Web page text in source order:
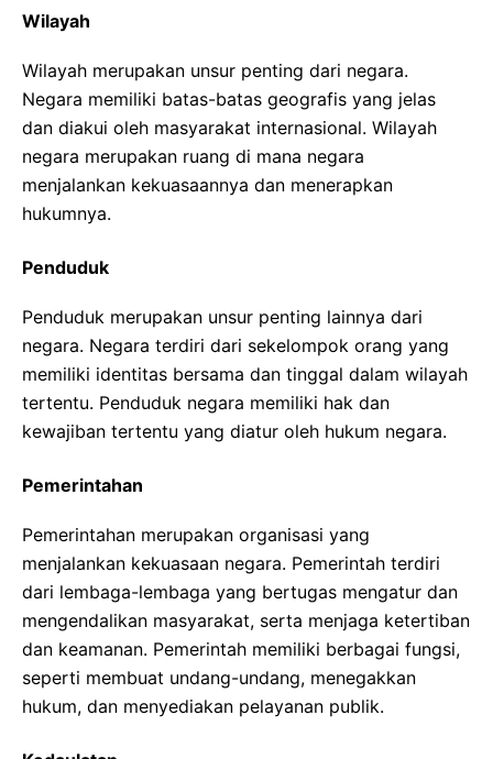
Wilayah
Wilayah merupakan unsur penting dari negara.
Negara memiliki batas-batas geografis yang jelas
dan diakui oleh masyarakat internasional. Wilayah
negara merupakan ruang di mana negara
menjalankan kekuasaannya dan menerapkan
hukumnya.
Penduduk
Penduduk merupakan unsur penting lainnya dari
negara. Negara terdiri dari sekelompok orang yang
memiliki identitas bersama dan tinggal dalam wilayah
tertentu. Penduduk negara memiliki hak dan
kewajiban tertentu yang diatur oleh hukum negara.
Pemerintahan
Pemerintahan merupakan organisasi yang
menjalankan kekuasaan negara. Pemerintah terdiri
dari lembaga-lembaga yang bertugas mengatur dan
mengendalikan masyarakat, serta menjaga ketertiban
dan keamanan. Pemerintah memiliki berbagai fungsi,
seperti membuat undang-undang, menegakkan
hukum, dan menyediakan pelayanan publik.